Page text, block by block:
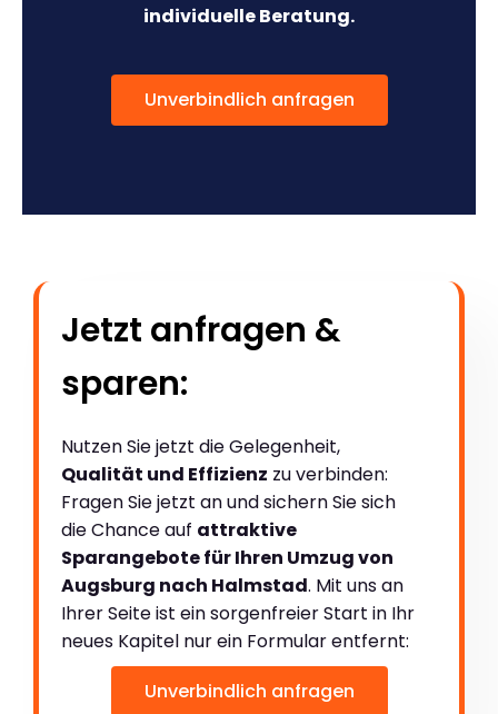
individuelle Beratung.
Unverbindlich anfragen
Jetzt anfragen &
sparen:
Nutzen Sie jetzt die Gelegenheit,
Qualität und Effizienz zu verbinden:
Fragen Sie jetzt an und sichern Sie sich
die Chance auf attraktive
Sparangebote für Ihren Umzug von
Augsburg nach Halmstad. Mit uns an
Ihrer Seite ist ein sorgenfreier Start in Ihr
neues Kapitel nur ein Formular entfernt:
Unverbindlich anfragen